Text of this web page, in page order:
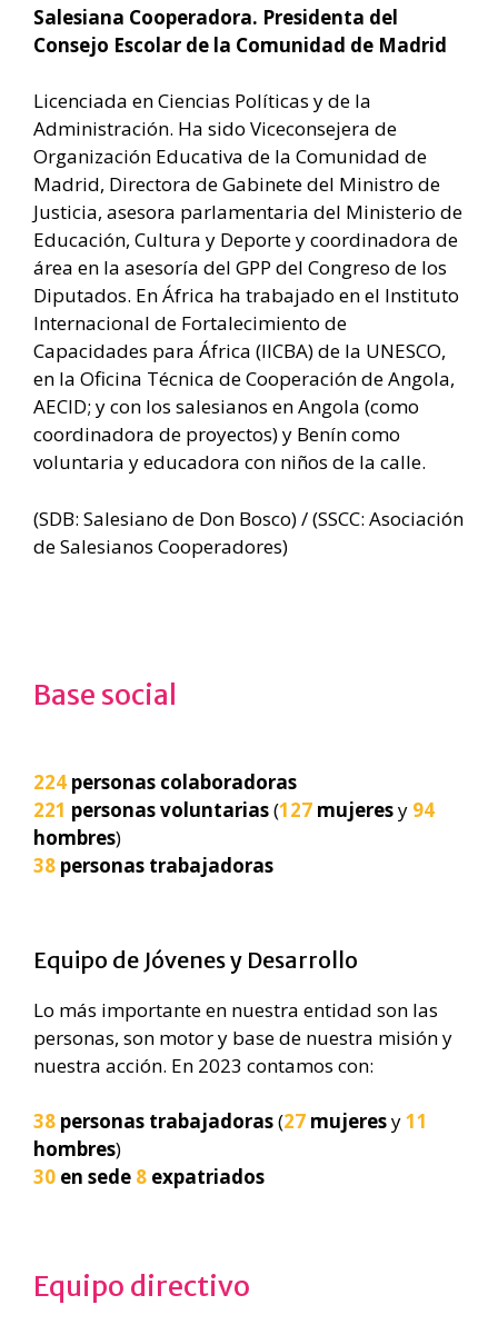
Salesiana Cooperadora. Presidenta del
Consejo Escolar de la Comunidad de Madrid
Licenciada en Ciencias Políticas y de la
Administración. Ha sido Viceconsejera de
Organización Educativa de la Comunidad de
Madrid, Directora de Gabinete del Ministro de
Justicia, asesora parlamentaria del Ministerio de
Educación, Cultura y Deporte y coordinadora de
área en la asesoría del GPP del Congreso de los
Diputados. En África ha trabajado en el Instituto
Internacional de Fortalecimiento de
Capacidades para África (IICBA) de la UNESCO,
en la Oficina Técnica de Cooperación de Angola,
AECID; y con los salesianos en Angola (como
coordinadora de proyectos) y Benín como
voluntaria y educadora con niños de la calle.
(SDB: Salesiano de Don Bosco) / (SSCC: Asociación
de Salesianos Cooperadores)
Base social
224 personas colaboradoras
221 personas voluntarias(127 mujeresy 94
hombres)
38 personas trabajadoras
Equipo de Jóvenes y Desarrollo
Lo más importante en nuestra entidad son las
personas, son motor y base de nuestra misión y
nuestra acción. En 2023 contamos con:
38 personas trabajadoras(27 mujeresy11
hombres)
30 en sede 8 expatriados
Equipo directivo